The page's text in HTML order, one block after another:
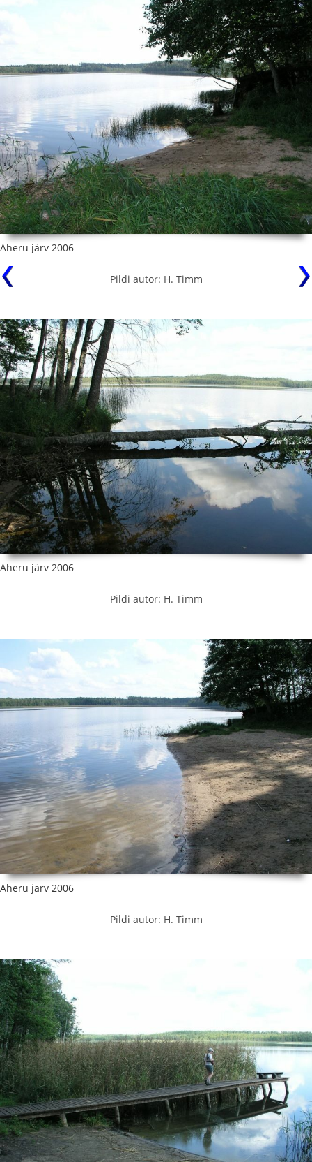
Aheru järv 2006
Pildi autor: H. Timm
Aheru järv 2006
Pildi autor: H. Timm
Aheru järv 2006
Pildi autor: H. Timm